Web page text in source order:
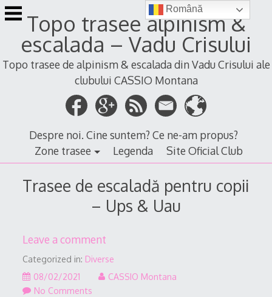
Skip
to
Topo trasee alpinism &
escalada – Vadu Crisului
Topo trasee de alpinism & escalada din Vadu Crisului ale
clubului CASSIO Montana
Despre noi. Cine suntem? Ce ne-am propus?
Zone trasee
Legenda Site Oficial Club
Trasee de escaladă pentru copii
– Ups & Uau
Leave a comment
Categorized in: Diverse
08/02/202108/02/2021CASSIO Montana
No Comments
Română